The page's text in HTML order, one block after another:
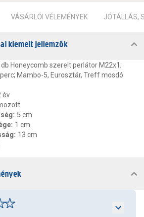
VÁSÁRLÓI VÉLEMÉNYEK JÓTÁLLÁS,
kiemelt jellemzők
Honeycomb szerelt perlátor M22x1;
Mambo-5, Eurosztár, Treff mosdó
év
: 5 cm
: 1 cm
: 13 cm